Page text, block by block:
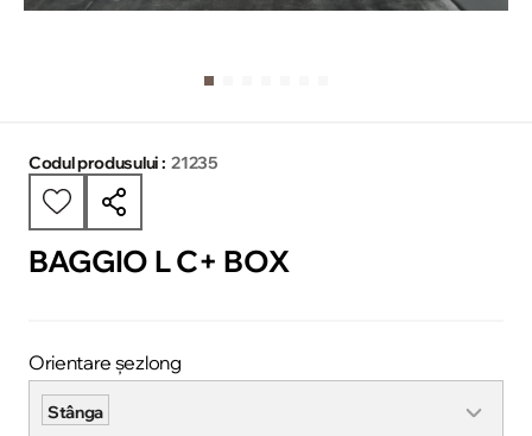
Codul produsului : 21235
BAGGIO L C+ BOX
Orientare șezlong
Stânga